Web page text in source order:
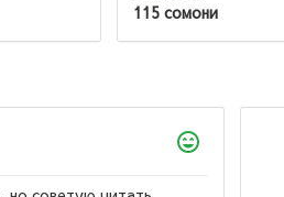
115 сомони
Само произведение